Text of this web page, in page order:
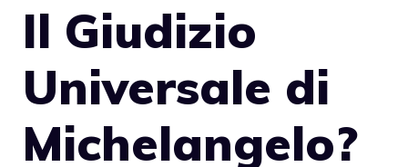
Il Giudizio
Universale di
Michelangelo?